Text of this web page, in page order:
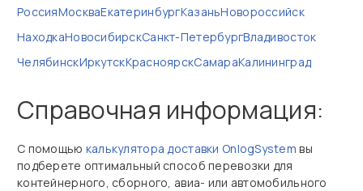
РоссияМоскваЕкатеринбургКазаньНовороссийск
НаходкаНовосибирскСанкт-ПетербургВладивосток
ЧелябинскИркутскКрасноярскСамараКалининград
Справочная информация:
С помощью калькулятора доставки OnlogSystem вы
подберете оптимальный способ перевозки для
контейнерного, сборного, авиа‑ или автомобильного